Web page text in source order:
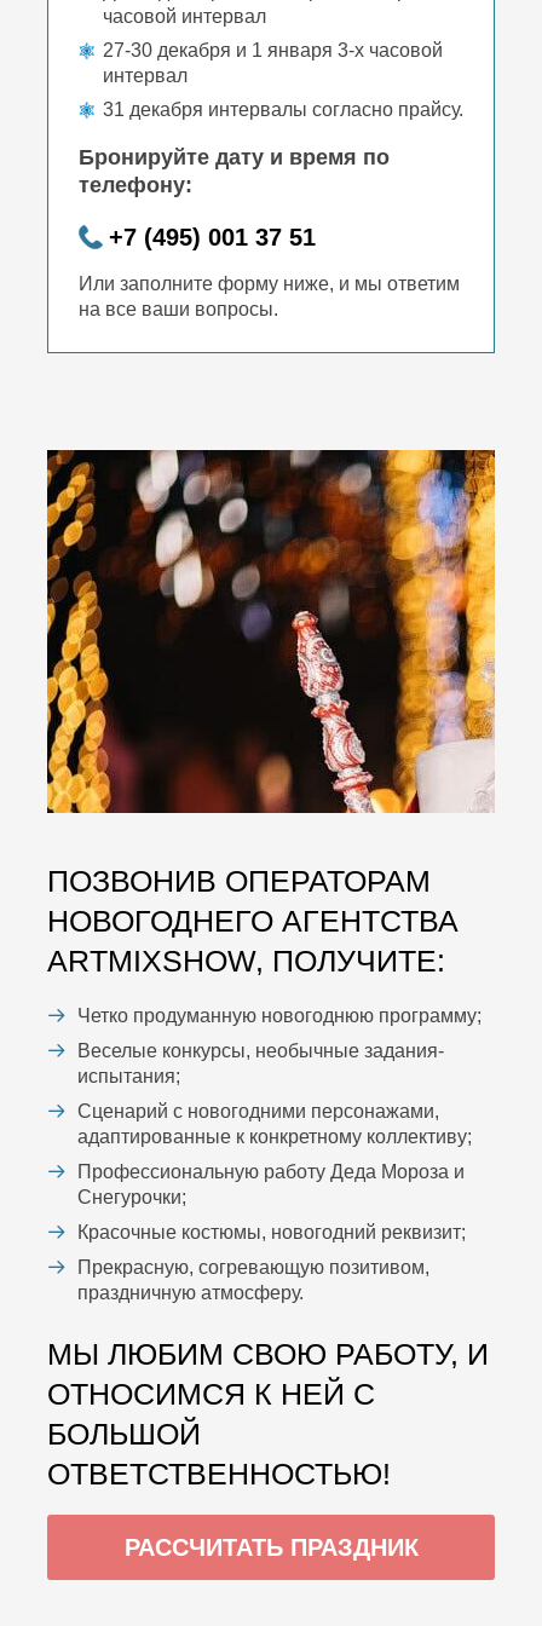
часовой интервал
27-30 декабря и 1 января 3-х часовой
интервал
31 декабря интервалы согласно прайсу.
Бронируйте дату и время по
телефону:
+7 (495) 001 37 51
Или заполните форму ниже, и мы ответим
на все ваши вопросы.
ПОЗВОНИВ ОПЕРАТОРАМ
НОВОГОДНЕГО АГЕНТСТВА
ARTMIXSHOW, ПОЛУЧИТЕ:
Четко продуманную новогоднюю программу;
Веселые конкурсы, необычные задания-
испытания;
Сценарий с новогодними персонажами,
адаптированные к конкретному коллективу;
Профессиональную работу Деда Мороза и
Снегурочки;
Красочные костюмы, новогодний реквизит;
Прекрасную, согревающую позитивом,
праздничную атмосферу.
МЫ ЛЮБИМ СВОЮ РАБОТУ, И
ОТНОСИМСЯ К НЕЙ С
БОЛЬШОЙ
ОТВЕТСТВЕННОСТЬЮ!
РАССЧИТАТЬ ПРАЗДНИК